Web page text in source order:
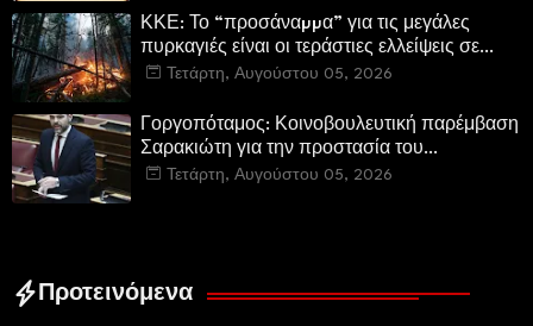
ΚΚΕ: Το “προσάναµµα” για τις μεγάλες
πυρκαγιές είναι οι τεράστιες ελλείψεις σε
µέσα και προσωπικό στην Πυροσβεστική και
Τετάρτη, Αυγούστου 05, 2026
Γοργοπόταμος: Κοινοβουλευτική παρέμβαση
Σαρακιώτη για την προστασία του
εμβληματικού φυσικού και ιστορικού
Τετάρτη, Αυγούστου 05, 2026
Προτεινόμενα